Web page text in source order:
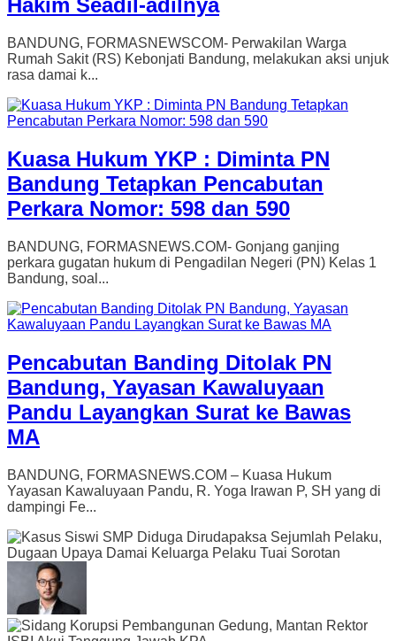
Hakim Seadil-adilnya
BANDUNG, FORMASNEWSCOM- Perwakilan Warga
Rumah Sakit (RS) Kebonjati Bandung, melakukan aksi unjuk
rasa damai k...
Kuasa Hukum YKP : Diminta PN
Bandung Tetapkan Pencabutan
Perkara Nomor: 598 dan 590
BANDUNG, FORMASNEWS.COM- Gonjang ganjing
perkara gugatan hukum di Pengadilan Negeri (PN) Kelas 1
Bandung, soal...
Pencabutan Banding Ditolak PN
Bandung, Yayasan Kawaluyaan
Pandu Layangkan Surat ke Bawas
MA
BANDUNG, FORMASNEWS.COM – Kuasa Hukum
Yayasan Kawaluyaan Pandu, R. Yoga Irawan P, SH yang di
dampingi Fe...